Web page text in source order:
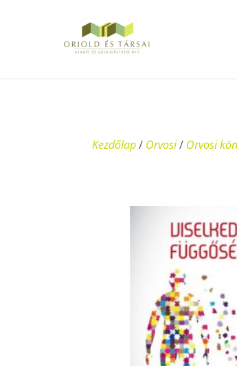
Kezdőlap/ Orvosi/ Orvosi